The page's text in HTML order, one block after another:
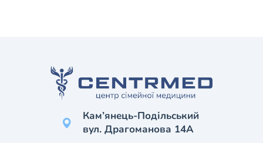
Кам’янець-Подільський
вул. Драгоманова 14А